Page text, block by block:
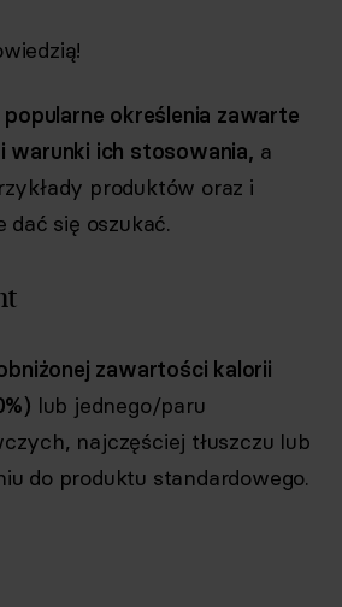
popularne określenia zawarte
warunki ich stosowania, a
produktów oraz i
dać się oszukać.
zawartości kalorii
lub jednego/paru
najczęściej tłuszczu lub
do produktu standardowego.